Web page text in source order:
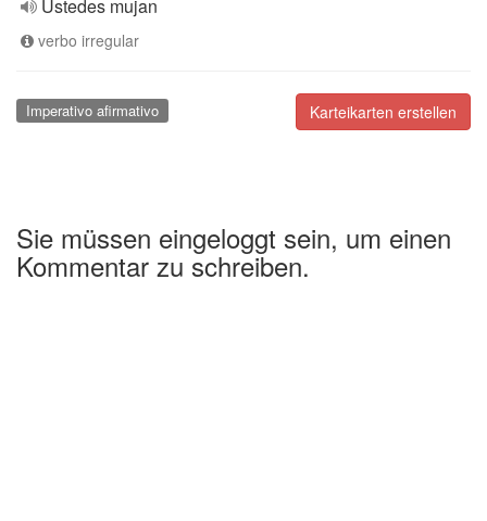
Ustedes mujan
verbo irregular
Karteikarten erstellen
Imperativo afirmativo
Sie müssen eingeloggt sein, um einen
Kommentar zu schreiben.